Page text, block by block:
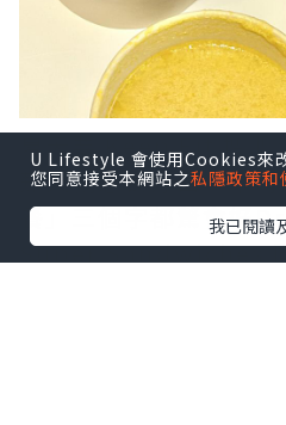
夏天要 Keep Fit 增肌
熱天就想食好西，平
餐」三個字都驚會
Super Sandwiches
U Lifestyle 會使用Cookies來
您同意接受本網站之私隱政策和
我已閱讀